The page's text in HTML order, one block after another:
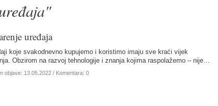
uređaja
koje svakodnevno kupujemo i koristimo imaju sve kraći vijek
Obzirom na razvoj tehnologije i znanja kojima raspolažemo – nije…
objave: 13.05.2022 / Komentara: 0